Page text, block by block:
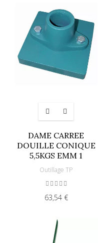
DAME CARREE
DOUILLE CONIQUE
5,5KGS EMM 1
Outillage TP
63,54 €